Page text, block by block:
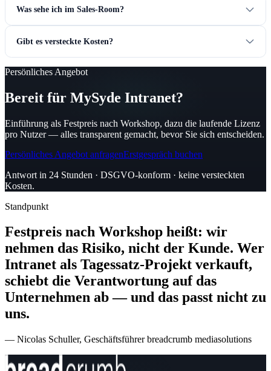
Was sehe ich im Sales-Room?
Gibt es versteckte Kosten?
Persönliches Angebot
Bereit für MySyde Intranet?
Einführung als Festpreis nach Workshop, dazu die laufende Lizenz
pro Nutzer — alles transparent gemacht, bevor Sie sich entscheiden.
Persönliches Angebot anfragenErstgespräch buchen
Antwort in 24 Stunden · DSGVO-konform · keine versteckten
Kosten.
Standpunkt
Festpreis nach Workshop heißt: wir
nehmen das Risiko, nicht der Kunde. Wer
Intranet als Tagessatz-Projekt verkauft,
schiebt die Verantwortung auf das
Unternehmen ab — und das passt nicht zu
uns.
— Nicolas Schuller, Geschäftsführer breadcrumb mediasolutions